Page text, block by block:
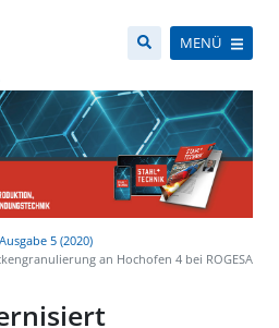
MENÜ
Ausgabe 5 (2020)
an Hochofen 4 bei ROGESA